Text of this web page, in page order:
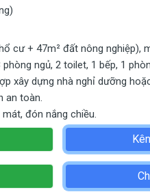
cư + 47m² đất nông nghiệp),
ngủ, 2 toilet, 1 bếp, 1
xây dựng nhà nghỉ dưỡng
an toàn.
đón nắng chiều.